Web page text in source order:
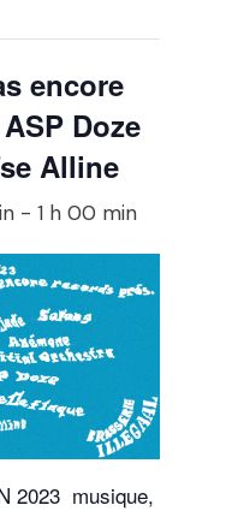
encore
Doze
Alline
-1 h 00 min
2023 musique,